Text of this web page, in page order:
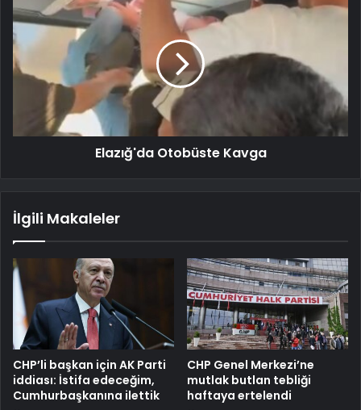
Elazığ'da Otobüste Kavga
İlgili Makaleler
CHP’li başkan için AK Parti
iddiası: İstifa edeceğim,
Cumhurbaşkanına ilettik
CHP Genel Merkezi’ne
mutlak butlan tebliği
haftaya ertelendi